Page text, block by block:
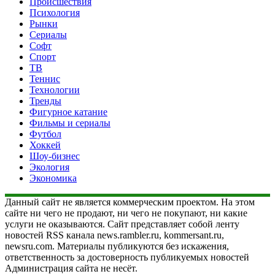
Психология
Рынки
Сериалы
Софт
Спорт
ТВ
Теннис
Технологии
Тренды
Фигурное катание
Фильмы и сериалы
Футбол
Хоккей
Шоу-бизнес
Экология
Экономика
Данный сайт не является коммерческим проектом. На этом
сайте ни чего не продают, ни чего не покупают, ни какие
услуги не оказываются. Сайт представляет собой ленту
новостей RSS канала news.rambler.ru, kommersant.ru,
newsru.com. Материалы публикуются без искажения,
ответственность за достоверность публикуемых новостей
Администрация сайта не несёт.